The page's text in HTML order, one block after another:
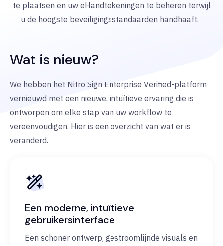
te plaatsen en uw eHandtekeningen te beheren terwijl
u de hoogste beveiligingsstandaarden handhaaft.
Wat is nieuw?
We hebben het Nitro Sign Enterprise Verified-platform
vernieuwd met een nieuwe, intuïtieve ervaring die is
ontworpen om elke stap van uw workflow te
vereenvoudigen. Hier is een overzicht van wat er is
veranderd.
Een moderne, intuïtieve
gebruikersinterface
Een schoner ontwerp, gestroomlijnde visuals en